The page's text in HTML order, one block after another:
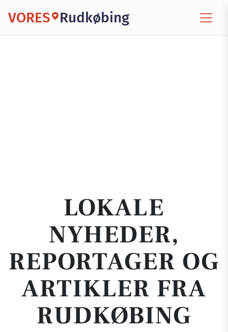
VORES Rudkøbing
LOKALE
NYHEDER,
REPORTAGER OG
ARTIKLER FRA
RUDKØBING